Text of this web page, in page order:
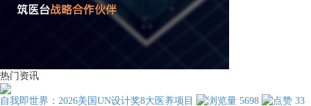
热门资讯
自我即世界：2026美国UN设计奖8大医养项目 5698 33